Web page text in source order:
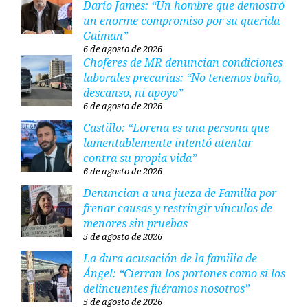
Darío James: “Un hombre que demostró
un enorme compromiso por su querida
Gaiman”
6 de agosto de 2026
Choferes de MR denuncian condiciones
laborales precarias: “No tenemos baño,
descanso, ni apoyo”
6 de agosto de 2026
Castillo: “Lorena es una persona que
lamentablemente intentó atentar
contra su propia vida”
6 de agosto de 2026
Denuncian a una jueza de Familia por
frenar causas y restringir vínculos de
menores sin pruebas
5 de agosto de 2026
La dura acusación de la familia de
Ángel: “Cierran los portones como si los
delincuentes fuéramos nosotros”
5 de agosto de 2026